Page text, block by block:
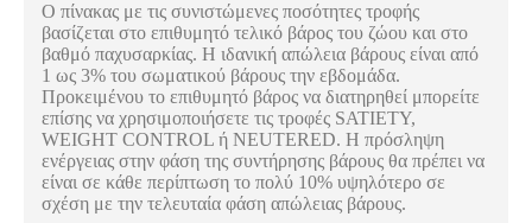
Ο πίνακας με τις συνιστώμενες ποσότητες τροφής
βασίζεται στο επιθυμητό τελικό βάρος του ζώου και στο
βαθμό παχυσαρκίας. Η ιδανική απώλεια βάρους είναι από
1 ως 3% του σωματικού βάρους την εβδομάδα.
Προκειμένου το επιθυμητό βάρος να διατηρηθεί μπορείτε
επίσης να χρησιμοποιήσετε τις τροφές SATIETY,
WEIGHT CONTROL ή NEUTERED. Η πρόσληψη
ενέργειας στην φάση της συντήρησης βάρους θα πρέπει να
είναι σε κάθε περίπτωση το πολύ 10% υψηλότερο σε
σχέση με την τελευταία φάση απώλειας βάρους.